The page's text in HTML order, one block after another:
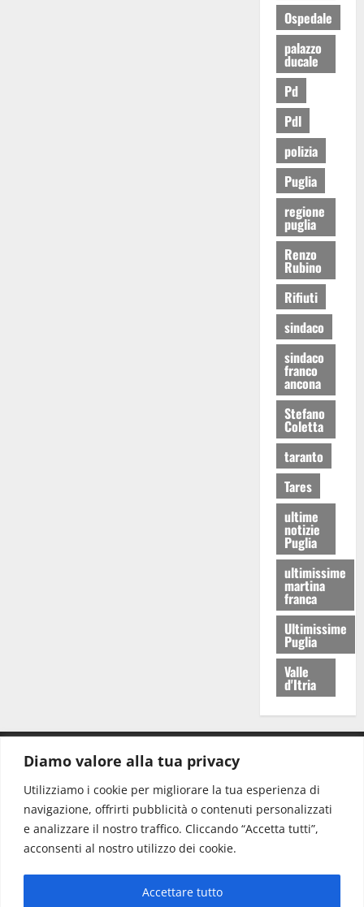
Diamo valore alla tua privacy
Utilizziamo i cookie per migliorare la tua esperienza di
navigazione, offrirti pubblicità o contenuti personalizzati
e analizzare il nostro traffico. Cliccando “Accetta tutti”,
acconsenti al nostro utilizzo dei cookie.
Accettare tutto
Ospedale
palazzo
ducale
Pd
Pdl
polizia
Puglia
regione
puglia
Renzo
Rubino
Rifiuti
sindaco
sindaco
franco
ancona
Stefano
Coletta
taranto
Tares
ultime
notizie
Puglia
ultimissime
martina
franca
Ultimissime
Puglia
Valle
d'Itria
Redazione: redazione@www.martinasera.it
Direttore:direttore@www.martinasera.it
Info & Commerciale:info@www.martinasera.it